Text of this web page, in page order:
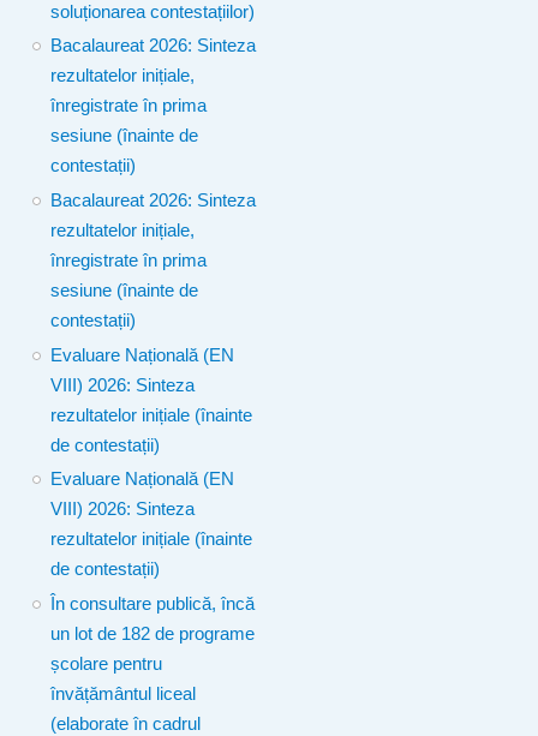
soluționarea contestațiilor)
Bacalaureat 2026: Sinteza
rezultatelor inițiale,
înregistrate în prima
sesiune (înainte de
contestații)
Bacalaureat 2026: Sinteza
rezultatelor inițiale,
înregistrate în prima
sesiune (înainte de
contestații)
Evaluare Națională (EN
VIII) 2026: Sinteza
rezultatelor inițiale (înainte
de contestații)
Evaluare Națională (EN
VIII) 2026: Sinteza
rezultatelor inițiale (înainte
de contestații)
În consultare publică, încă
un lot de 182 de programe
școlare pentru
învățământul liceal
(elaborate în cadrul